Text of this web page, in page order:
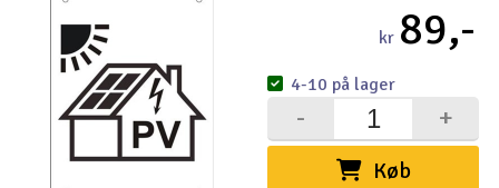
Gavekort
kr 89,-
Køb
+
-
4-10 på lager